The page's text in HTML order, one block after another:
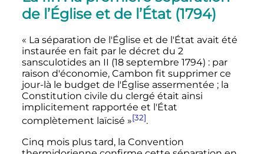
de l’Église et de l’État (1794)
« La séparation de l'Église et de l'État avait été
instaurée en fait par le décret du 2
sansculotides an II (18 septembre 1794) : par
raison d'économie, Cambon fit supprimer ce
jour-là le budget de l'Église assermentée ; la
Constitution civile du clergé était ainsi
implicitement rapportée et l'État
complètement laïcisé »[32].
Cinq mois plus tard, la Convention